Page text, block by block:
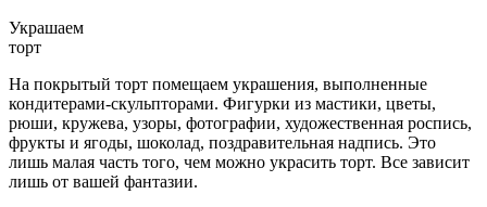
Украшаем
торт
На покрытый торт помещаем украшения, выполненные
кондитерами-скульпторами. Фигурки из мастики, цветы,
рюши, кружева, узоры, фотографии, художественная роспись,
фрукты и ягоды, шоколад, поздравительная надпись. Это
лишь малая часть того, чем можно украсить торт. Все зависит
лишь от вашей фантазии.